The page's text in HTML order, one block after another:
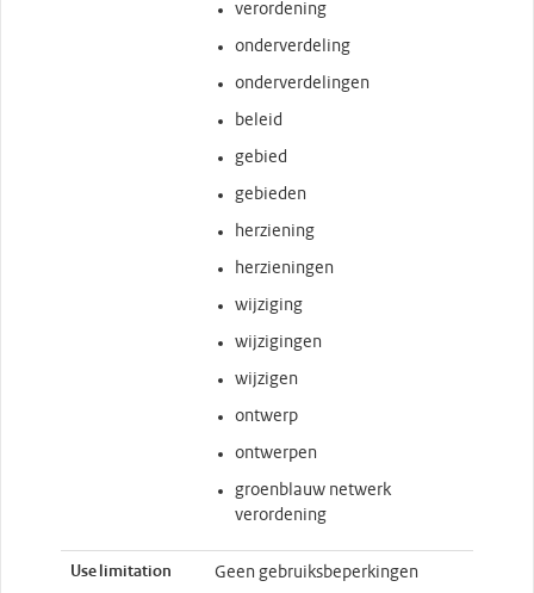
verordening
onderverdeling
onderverdelingen
beleid
gebied
gebieden
herziening
herzieningen
wijziging
wijzigingen
wijzigen
ontwerp
ontwerpen
groenblauw netwerk
verordening
Use limitation Geen gebruiksbeperkingen